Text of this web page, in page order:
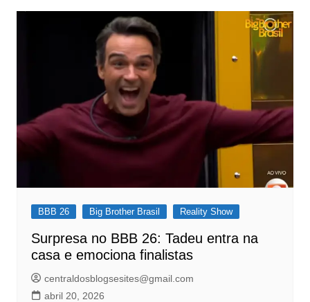
BBB 26 Big Brother Brasil Reality Show
Surpresa no BBB 26: Tadeu entra na
casa e emociona finalistas
centraldosblogsesites@gmail.com
abril 20, 2026